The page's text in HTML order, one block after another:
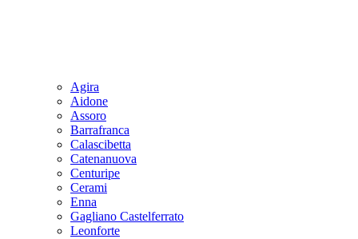
Agira
Aidone
Assoro
Barrafranca
Calascibetta
Catenanuova
Centuripe
Cerami
Enna
Gagliano Castelferrato
Leonforte